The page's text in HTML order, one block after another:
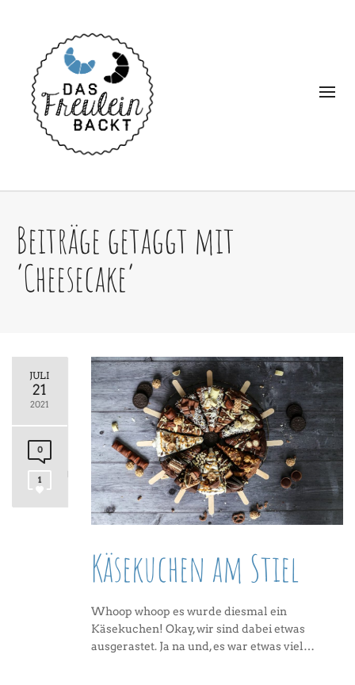
Beiträge getaggt mit
‘Cheesecake’
JULI
21
2021
0
1
Käsekuchen am Stiel
Whoop whoop es wurde diesmal ein
Käsekuchen! Okay, wir sind dabei etwas
ausgerastet. Ja na und, es war etwas viel…